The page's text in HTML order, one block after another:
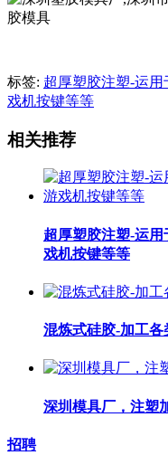
标签: 超厚塑胶注塑-运
戏机按键等等
相关推荐
超厚塑胶注塑-运
戏机按键等等
混炼式硅胶-加工
深圳模具厂，注塑
招聘